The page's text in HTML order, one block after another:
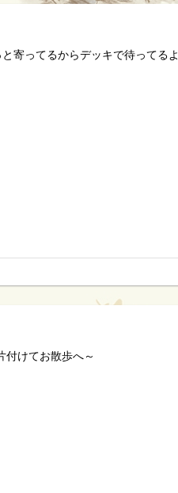
寄ってるからデッキで待ってるよ
付けてお散歩へ～